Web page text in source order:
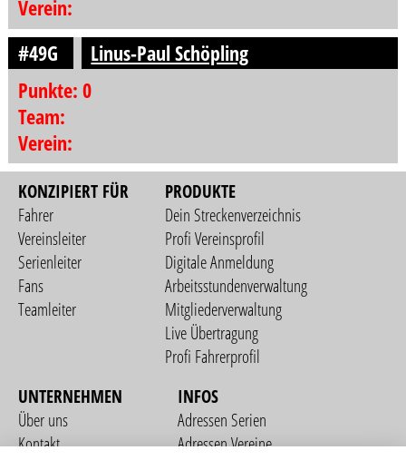
Verein:
#49G
Linus-Paul Schöpling
Punkte: 0
Team:
Verein:
KONZIPIERT FÜR
Fahrer
Vereinsleiter
Serienleiter
Fans
Teamleiter
PRODUKTE
Dein Streckenverzeichnis
Profi Vereinsprofil
Digitale Anmeldung
Arbeitsstundenverwaltung
Mitgliederverwaltung
Live Übertragung
Profi Fahrerprofil
UNTERNEHMEN
Über uns
Kontakt
INFOS
Adressen Serien
Adressen Vereine